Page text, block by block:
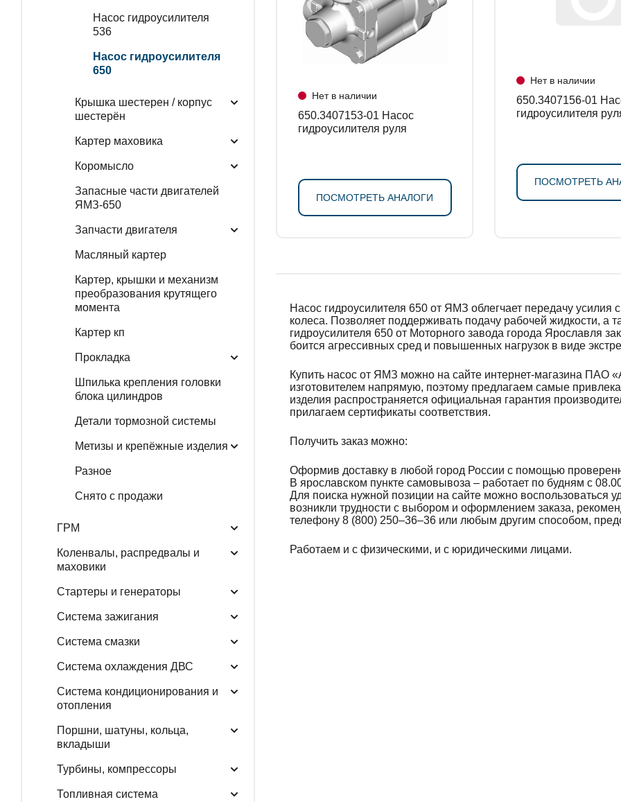
Насос гидроусилителя
536
Насос гидроусилителя
650
Крышка шестерен / корпус
шестерён
Картер маховика
Коромысло
Запасные части двигателей
ЯМЗ-650
Запчасти двигателя
Масляный картер
Картер, крышки и механизм
преобразования крутящего
момента
Картер кп
Прокладка
Шпилька крепления головки
блока цилиндров
Детали тормозной системы
Метизы и крепёжные изделия
Разное
Снято с продажи
ГРМ
Коленвалы, распредвалы и
маховики
Стартеры и генераторы
Система зажигания
Система смазки
Система охлаждения ДВС
Система кондиционирования и
отопления
Поршни, шатуны, кольца,
вкладыши
Турбины, компрессоры
Топливная система
Нет в наличии
650.3407153-01 Насос
гидроусилителя руля
ПОСМОТРЕТЬ АНАЛОГИ
Нет в наличии
650.3407156-01 Насос
гидроусилителя
ПОСМОТРЕТЬ
Насос гидроусилителя 650 от ЯМЗ облегчает передачу усилия
колеса. Позволяет поддерживать подачу рабочей жидкости, а
гидроусилителя 650 от Моторного завода города Ярославля
боится агрессивных сред и повышенных нагрузок в виде
Купить насос от ЯМЗ можно на сайте интернет-магазина
изготовителем напрямую, поэтому предлагаем самые
изделия распространяется официальная гарантия
прилагаем сертификаты соответствия.
Получить заказ можно:
Оформив доставку в любой город России с помощью
В ярославском пункте самовывоза – работает по будням с
Для поиска нужной позиции на сайте можно воспользоваться
возникли трудности с выбором и оформлением заказа,
телефону 8 (800) 250–36–36 или любым другим способом,
Работаем и с физическими, и с юридическими лицами.